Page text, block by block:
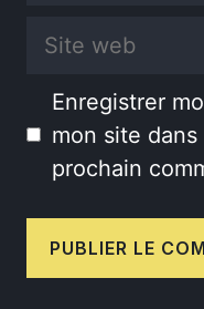
Site
Enregistrer
mon site
prochain